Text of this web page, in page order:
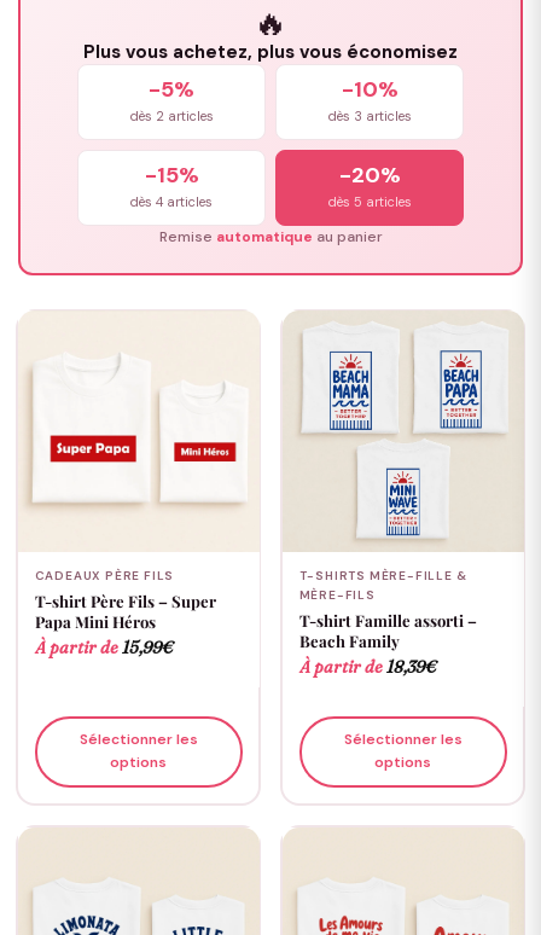
🔥
Plus vous achetez, plus vous économisez
-5%
dès 2 articles
-10%
dès 3 articles
-15%
dès 4 articles
-20%
dès 5 articles
Remise automatique au panier
CADEAUX PÈRE FILS
T-shirt Père Fils – Super
Papa Mini Héros
À partir de15,99€
Sélectionner les
options
T-SHIRTS MÈRE-FILLE &
MÈRE-FILS
T-shirt Famille assorti –
Beach Family
À partir de18,39€
Sélectionner les
options